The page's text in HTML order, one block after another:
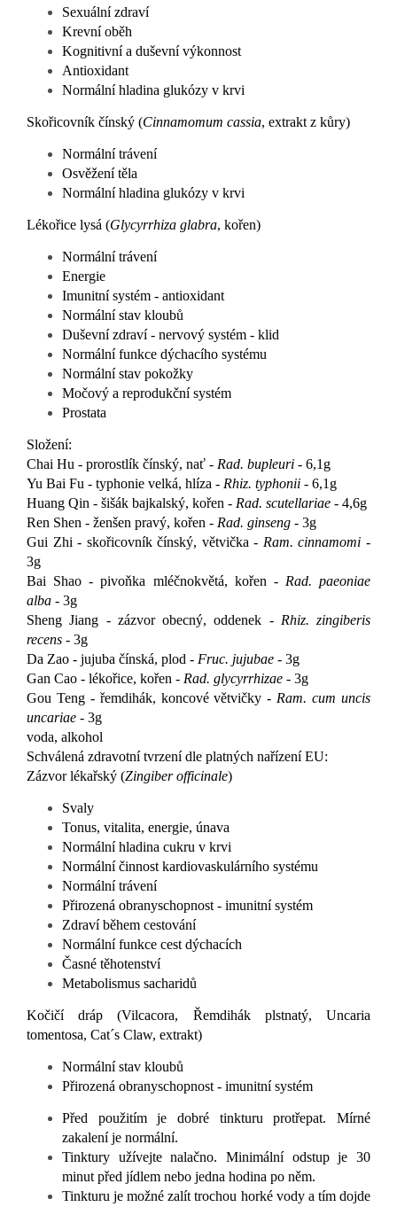
Sexuální zdraví
Krevní oběh
Kognitivní a duševní výkonnost
Antioxidant
Normální hladina glukózy v krvi
Skořicovník čínský (Cinnamomum cassia, extrakt z kůry)
Normální trávení
Osvěžení těla
Normální hladina glukózy v krvi
Lékořice lysá (Glycyrrhiza glabra, kořen)
Normální trávení
Energie
Imunitní systém - antioxidant
Normální stav kloubů
Duševní zdraví - nervový systém - klid
Normální funkce dýchacího systému
Normální stav pokožky
Močový a reprodukční systém
Prostata
Složení:
Chai Hu - prorostlík čínský, nať - Rad. bupleuri - 6,1g
Yu Bai Fu - typhonie velká, hlíza - Rhiz. typhonii - 6,1g
Huang Qin - šišák bajkalský, kořen - Rad. scutellariae - 4,6g
Ren Shen - ženšen pravý, kořen - Rad. ginseng - 3g
Gui Zhi - skořicovník čínský, větvička - Ram. cinnamomi -
3g
Bai Shao - pivoňka mléčnokvětá, kořen - Rad. paeoniae
alba - 3g
Sheng Jiang - zázvor obecný, oddenek - Rhiz. zingiberis
recens - 3g
Da Zao - jujuba čínská, plod - Fruc. jujubae - 3g
Gan Cao - lékořice, kořen - Rad. glycyrrhizae - 3g
Gou Teng - řemdihák, koncové větvičky - Ram. cum uncis
uncariae - 3g
voda, alkohol
Schválená zdravotní tvrzení dle platných nařízení EU:
Zázvor lékařský (Zingiber officinale)
Svaly
Tonus, vitalita, energie, únava
Normální hladina cukru v krvi
Normální činnost kardiovaskulárního systému
Normální trávení
Přirozená obranyschopnost - imunitní systém
Zdraví během cestování
Normální funkce cest dýchacích
Časné těhotenství
Metabolismus sacharidů
Kočičí dráp (Vilcacora, Řemdihák plstnatý, Uncaria
tomentosa, Cat´s Claw, extrakt)
Normální stav kloubů
Přirozená obranyschopnost - imunitní systém
Před použitím je dobré tinkturu protřepat. Mírné
zakalení je normální.
Tinktury užívejte nalačno. Minimální odstup je 30
minut před jídlem nebo jedna hodina po něm.
Tinkturu je možné zalít trochou horké vody a tím dojde